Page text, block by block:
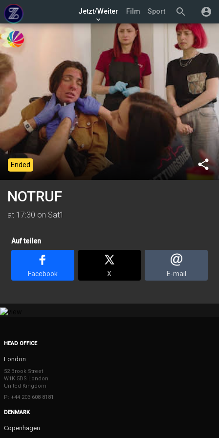
search account_circle
Jetzt/Weiter
keyboard_arrow_down
Film Sport
share
Ended
NOTRUF
at 17:30 on Sat1
Auf teilen
Facebook X E-mail
HEAD OFFICE
London
52 Brook Street
W1K 5DS London
United Kingdom
P: +44 203 608 8181
DENMARK
Copenhagen